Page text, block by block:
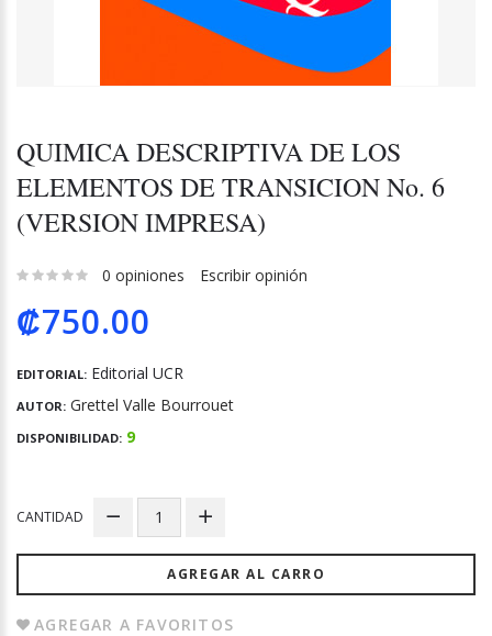
QUIMICA DESCRIPTIVA DE LOS
ELEMENTOS DE TRANSICION No. 6
(VERSION IMPRESA)
0 opiniones Escribir opinión
₡750.00
EDITORIAL: Editorial UCR
AUTOR: Grettel Valle Bourrouet
DISPONIBILIDAD: 9
CANTIDAD
AGREGAR AL CARRO
AGREGAR A FAVORITOS